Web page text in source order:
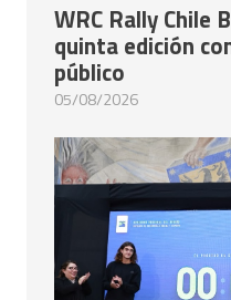
WRC Rally Chile
quinta edición
público
05/08/2026